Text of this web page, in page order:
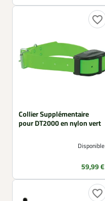
favorite_border
Collier Supplémentaire
pour DT2000 en nylon vert
Disponible
Prix
59,99 €
favorite_border